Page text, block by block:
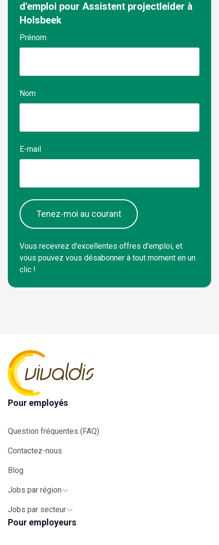
worden
proactief mee
d'emploi pour Assistent projectleider à
Holsbeek
Prénom
Nom
E-mail
Tenez-moi au courant
Vous recevrez d'excellentes offres d'emploi, et
vous pouvez vous désabonner à tout moment en un
clic !
Pour employés
Question fréquentes (FAQ)
Contactez-nous
Blog
Jobs par région
Jobs par secteur
Pour employeurs